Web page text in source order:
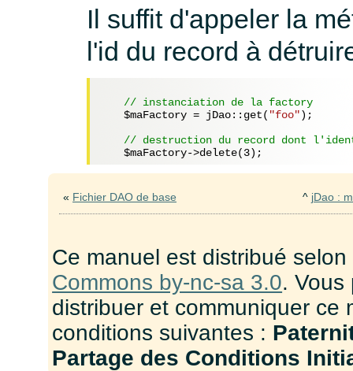
Il suffit d'appeler la
l'id du record à
// instanciation de la factory
$maFactory = jDao::get( "foo");
// destruction du record dont
$maFactory->delete(3
« Fichier DAO de base ^ jDao :
Ce manuel est distribué
Commons by-nc-sa 3.0. Vous
distribuer et communiquer ce
conditions suivantes :
Partage des Conditions